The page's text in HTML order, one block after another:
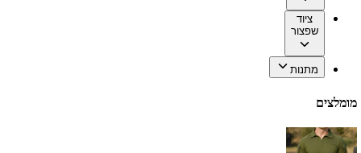
ציוד
שפצור
מתנות
מומלצים